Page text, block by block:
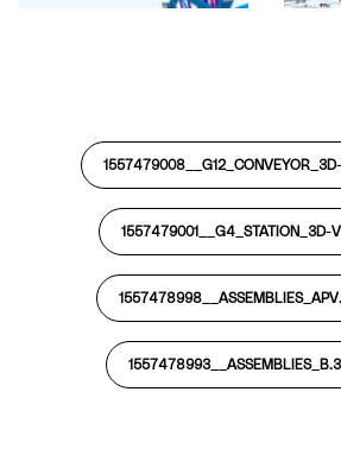
1557479001__G4_STATION_3D-